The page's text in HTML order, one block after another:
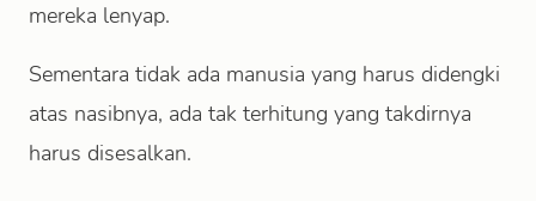
mereka lenyap.
Sementara tidak ada manusia yang harus didengki
atas nasibnya, ada tak terhitung yang takdirnya
harus disesalkan.